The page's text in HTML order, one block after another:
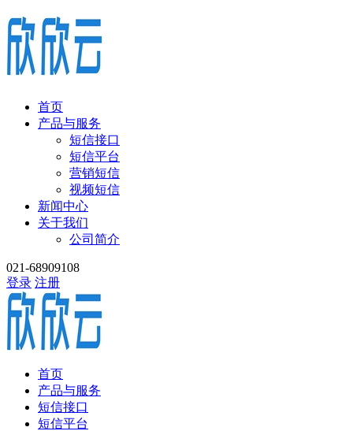
首页
产品与服务
短信接口
短信平台
营销短信
视频短信
新闻中心
关于我们
公司简介
021-68909108
登录 注册
首页
产品与服务
短信接口
短信平台